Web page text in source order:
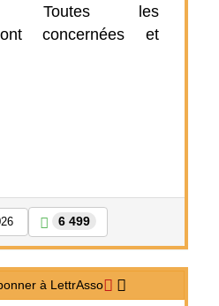
Toutes les
concernées et
6 499
à LettrAsso